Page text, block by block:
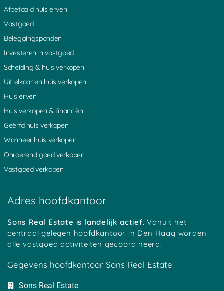
Afbetaald huis erven
Vastgoed
Beleggingspanden
Investeren in vastgoed
Scheiding & huis verkopen
Uit elkaar en huis verkopen
Huis erven
Huis verkopen & financiën
Geërfd huis verkopen
Wanneer huis verkopen
Onroerend goed verkopen
Vastgoed verkopen
Adres hoofdkantoor
Sons Real Estate is landelijk actief.Vanuit het
centraal gelegen hoofdkantoor in Den Haag worden
alle vastgoed activiteiten gecoördineerd.
Gegevens hoofdkantoor Sons Real Estate:
Sons Real Estate